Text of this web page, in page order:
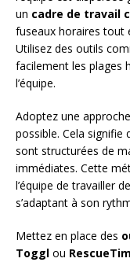
un cadre de travail
fuseaux horaires tout
Utilisez des outils
facilement les plages
l’équipe.
Adoptez une approche
possible. Cela
sont structurées de
immédiates. Cette
l’équipe de travailler
s’adaptant à son
Mettez en place des
Toggl ou